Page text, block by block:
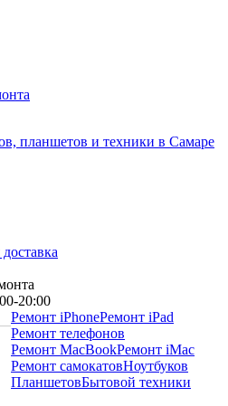
планшетов и техники в Самаре
20:00
Ремонт iPhoneРемонт iPad
Ремонт телефонов
Ремонт MacBookРемонт iMac
Ремонт самокатовНоутбуков
ПланшетовБытовой техники